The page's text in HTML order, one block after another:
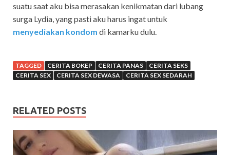
suatu saat aku bisa merasakan kenikmatan dari lubang
surga Lydia, yang pasti aku harus ingat untuk
menyediakan kondom di kamarku dulu.
TAGGED CERITA BOKEP CERITA PANAS
CERITA SEKS
CERITA SEX
CERITA SEX DEWASA CERITA SEX SEDARAH
RELATED POSTS